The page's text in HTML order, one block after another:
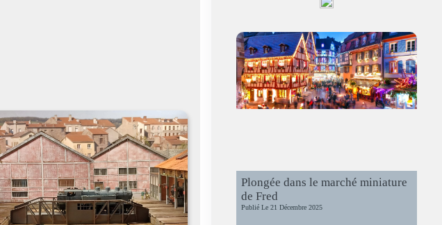
Meursault
Plongée dans le marché miniature
de Fred
Publié Le21 Décembre 2025